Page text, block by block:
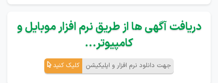
دریافت آگهی ها از طریق نرم افزار موبایل و
کامپیوتر...
جهت دانلود نرم افزار و اپلیکیشن کلیک کنید